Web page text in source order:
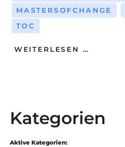
MASTERSOFCHANGE
TOC
WEITERLESEN …
Kategorien
Aktive Kategorien: